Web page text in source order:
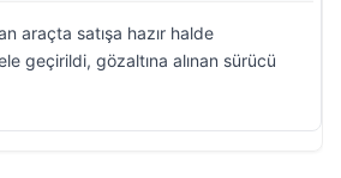
araçta satışa hazır halde
geçirildi, gözaltına alınan sürücü